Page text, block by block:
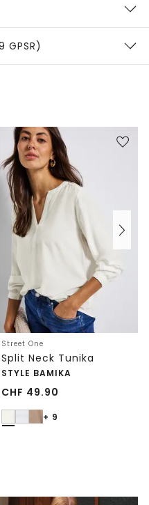
Street One
Split Neck Tunika
STYLE BAMIKA
CHF 49.90
+ 9